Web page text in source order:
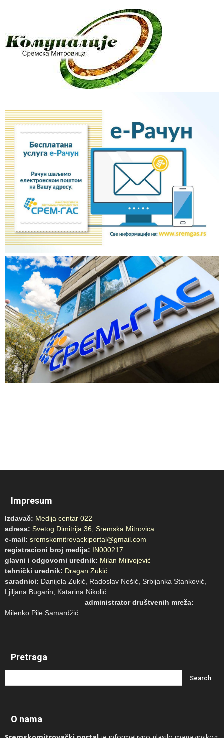
Impresum
Izdavač: Medija centar 022
adresa: Svetog Dimitrija 36, Sremska Mitrovica
e-mail: sremskomitrovackiportal@gmail.com
registracioni broj medija: IN000217
glavni i odgovorni urednik: Milan Milivojević
tehnički urednik: Dragan Zukić
saradnici: Danijela Zukić, Radoslav Nešić, Srbijanka Stanković,
Ljiljana Bugarin, Katarina Nikolić
administrator društvenih mreža:
Milenko Pile Samardžić
Pretraga
O nama